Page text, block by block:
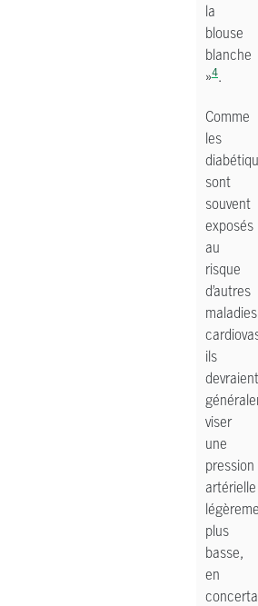
la
blouse
blanche
»4.
Comme
les
sont
souvent
exposés
au
risque
d’autres
maladies
ils
devraient
viser
une
pression
artérielle
plus
basse,
en